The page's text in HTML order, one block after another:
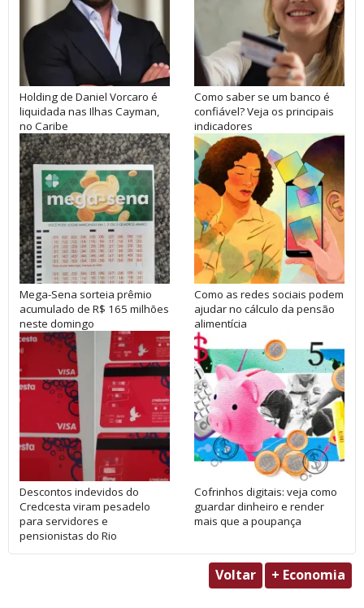
Holding de Daniel Vorcaro é
liquidada nas Ilhas Cayman,
no Caribe
Como saber se um banco é
confiável? Veja os principais
indicadores
Mega-Sena sorteia prêmio
acumulado de R$ 165 milhões
neste domingo
Como as redes sociais podem
ajudar no cálculo da pensão
alimentícia
Descontos indevidos do
Credcesta viram pesadelo
para servidores e
pensionistas do Rio
Cofrinhos digitais: veja como
guardar dinheiro e render
mais que a poupança
Voltar + Economia